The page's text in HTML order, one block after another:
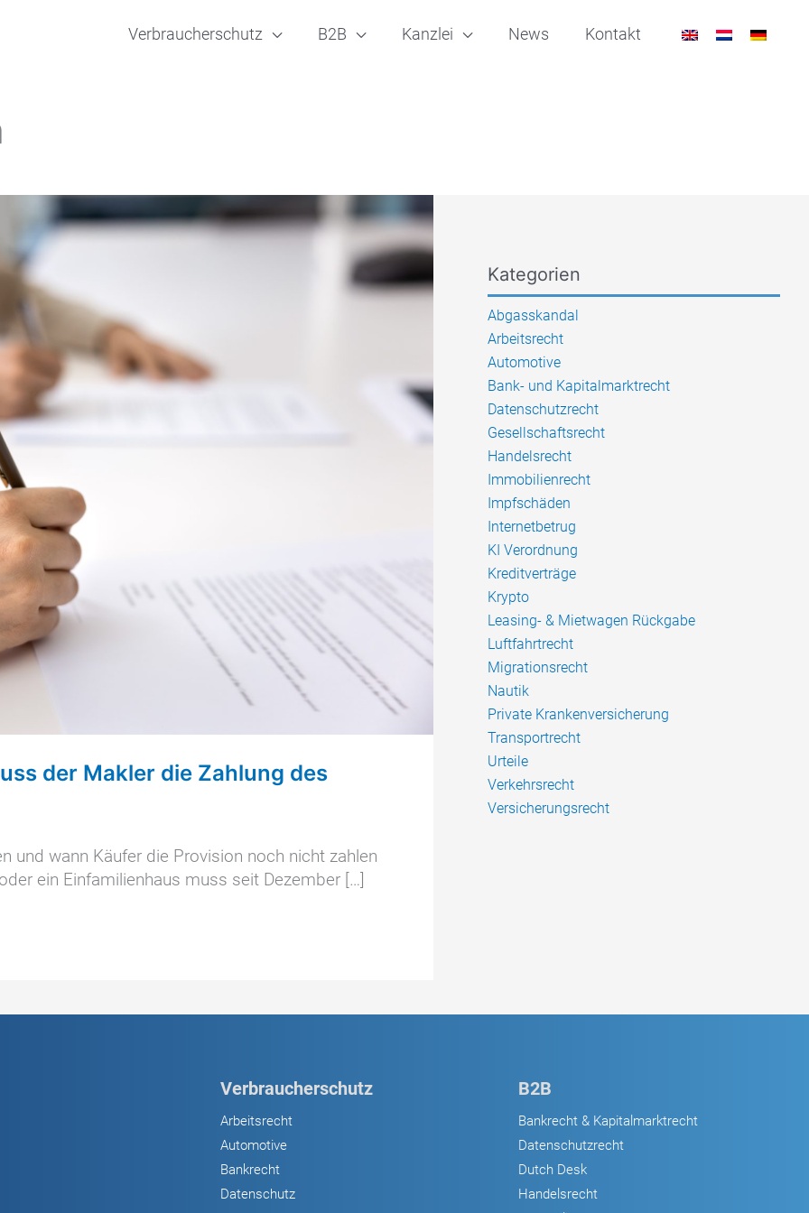
Verbraucherschutz B2B Kanzlei News Kontakt
der Makler die Zahlung des
und wann Käufer die Provision noch nicht zahlen
ein Einfamilienhaus muss seit Dezember […]
Kategorien
Abgasskandal
Arbeitsrecht
Automotive
Bank- und Kapitalmarktrecht
Datenschutzrecht
Gesellschaftsrecht
Handelsrecht
Immobilienrecht
Impfschäden
Internetbetrug
KI Verordnung
Kreditverträge
Krypto
Leasing- & Mietwagen Rückgabe
Luftfahrtrecht
Migrationsrecht
Nautik
Private Krankenversicherung
Transportrecht
Urteile
Verkehrsrecht
Versicherungsrecht
Verbraucherschutz
Arbeitsrecht
Automotive
Bankrecht
Datenschutz
B2B
Bankrecht & Kapitalmarktrecht
Datenschutzrecht
Dutch Desk
Handelsrecht